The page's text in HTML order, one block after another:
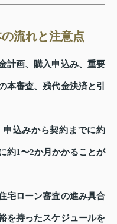
流れと注意点
計画、購入申込み、重要
本審査、残代金決済と引
込みから契約までに約
約1〜2か月かかることが
宅ローン審査の進み具合
を持ったスケジュールを